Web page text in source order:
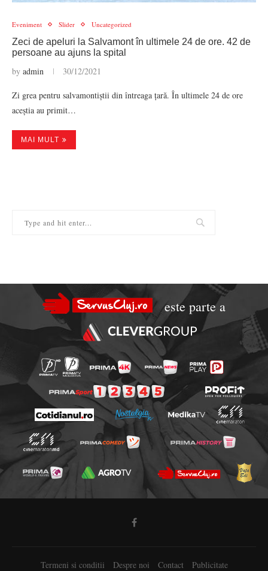
Eveniment Slider Uncategorized
Zeci de apeluri la Salvamont în ultimele 24 de ore. 42 de
persoane au ajuns la spital
by admin 30/12/2021
Zi grea pentru salvamontiștii din întreaga țară. În ultimele 24 de ore
aceștia au primit…
MAI MULT
este parte a
Termeni si conditii Despre noi Contact Publicitate